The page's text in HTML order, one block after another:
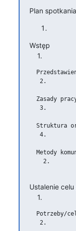
Plan
Wstęp
    1.
   2.
Zasady
   3.
Struktura
   4.
Metody
    2.
Ustalenie celu
    1.
Potrzeby/
   2.